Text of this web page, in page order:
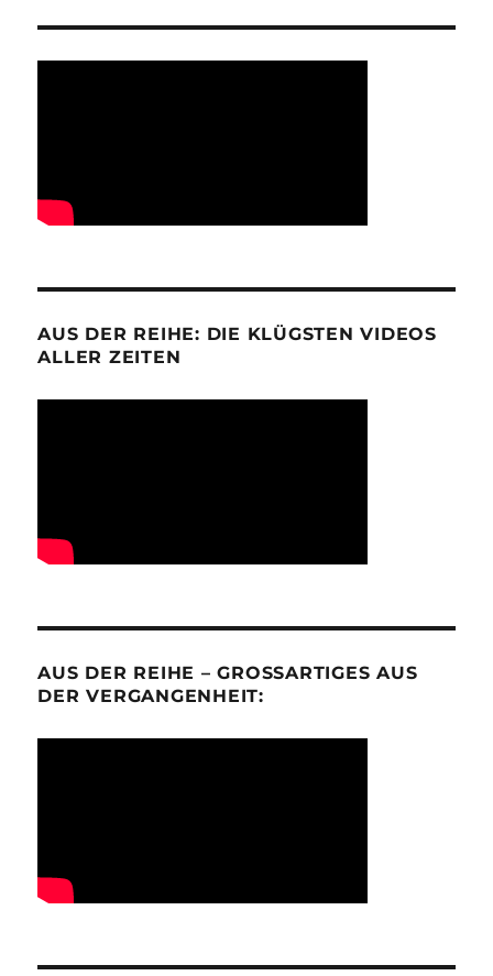
AUS DER REIHE: DIE KLÜGSTEN VIDEOS
ALLER ZEITEN
AUS DER REIHE – GROSSARTIGES AUS D
ER VERGANGENHEIT: